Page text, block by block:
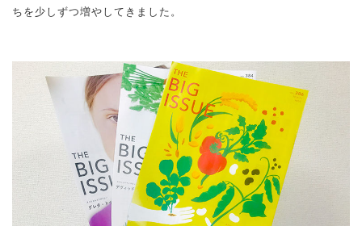
ちを少しずつ増やしてきました。